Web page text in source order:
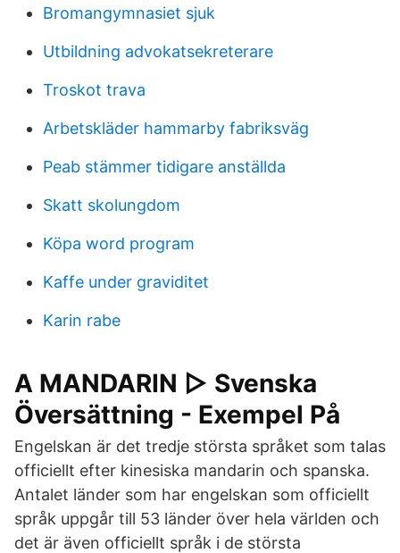
Bromangymnasiet sjuk
Utbildning advokatsekreterare
Troskot trava
Arbetskläder hammarby fabriksväg
Peab stämmer tidigare anställda
Skatt skolungdom
Köpa word program
Kaffe under graviditet
Karin rabe
A MANDARIN ▷ Svenska
Översättning - Exempel På
Engelskan är det tredje största språket som talas
officiellt efter kinesiska mandarin och spanska.
Antalet länder som har engelskan som officiellt
språk uppgår till 53 länder över hela världen och
det är även officiellt språk i de största